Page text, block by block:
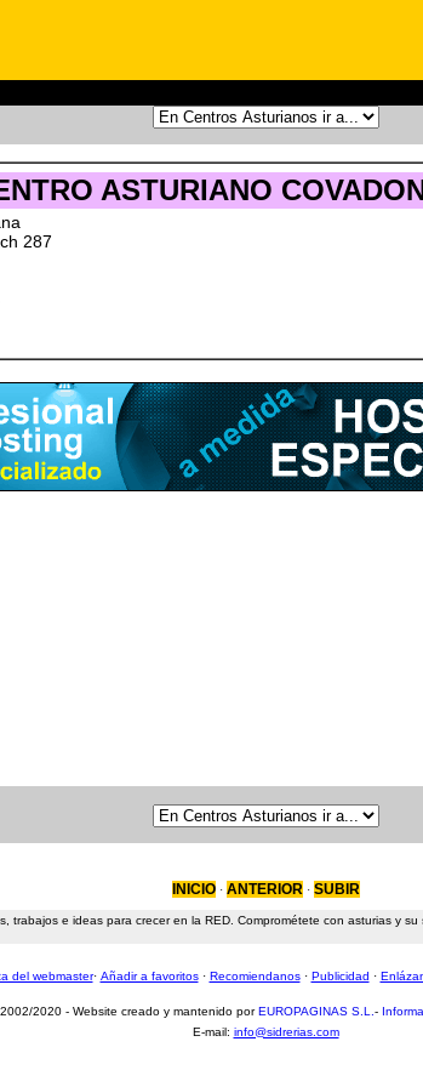
ASTURIANO
287
INICIO· ANTERIOR · SUBIR
trabajos e ideas para crecer en la RED. Comprométete con asturias y
del webmaster· Añadir a favoritos· Recomiendanos· Publicidad ·
2020 - Website creado y mantenido porEUROPAGINAS S.L. -
E-mail: info@sidrerias.com